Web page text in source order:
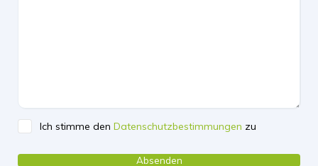
Please leave this field empty.
Ich stimme den Datenschutzbestimmungen zu